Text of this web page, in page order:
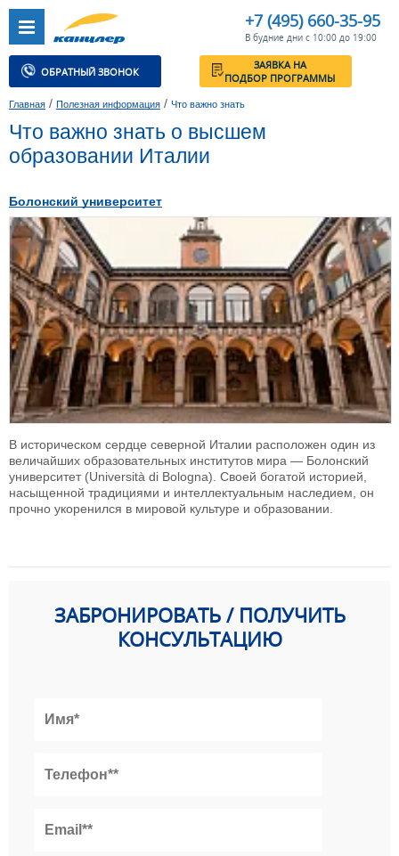
+7 (495) 660-35-95
В будние дни с 10:00 до 19:00
ОБРАТНЫЙ ЗВОНОК
ЗАЯВКА НА
ПОДБОР ПРОГРАММЫ
Главная / Полезная информация / Что важно знать
Что важно знать о высшем
образовании Италии
Болонский университет
В историческом сердце северной Италии расположен один из
величайших образовательных институтов мира — Болонский
университет (Università di Bologna). Своей богатой историей,
насыщенной традициями и интеллектуальным наследием, он
прочно укоренился в мировой культуре и образовании.
ЗАБРОНИРОВАТЬ / ПОЛУЧИТЬ
КОНСУЛЬТАЦИЮ